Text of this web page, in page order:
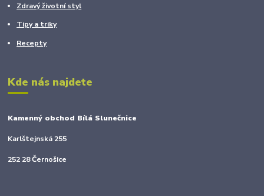
Zdravý životní styl
Tipy a triky
Recepty
Kde nás najdete
Kamenný obchod Bílá Slunečnice
Karlštejnská 255
252 28 Černošice